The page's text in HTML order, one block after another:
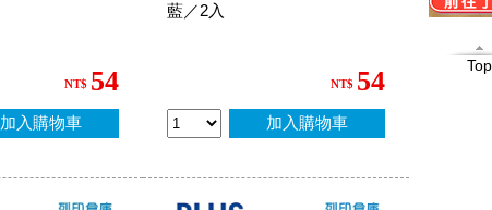
Top
NT$ 54
加入購物車
藍／2入
NT$ 54
加入購物車